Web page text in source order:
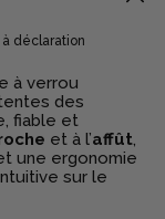
déclaration
à verrou
des
fiable et
et à l’affût,
une ergonomie
sur le